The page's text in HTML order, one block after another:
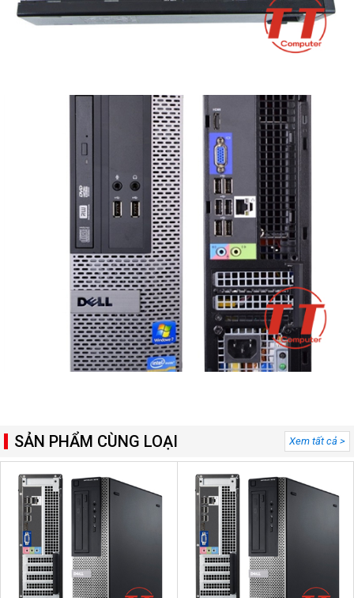
Xem tất cả >
SẢN PHẨM CÙNG LOẠI